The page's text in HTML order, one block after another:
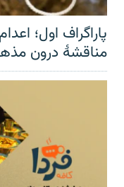
پاراگراف اول؛
مناقشهٔ درون